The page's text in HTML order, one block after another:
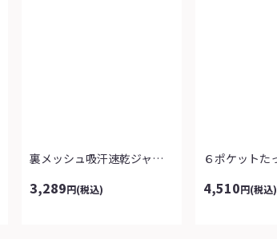
裏メッシュ吸汗速乾ジャージパンツ
3,289円(税込) 4,510円(税込)